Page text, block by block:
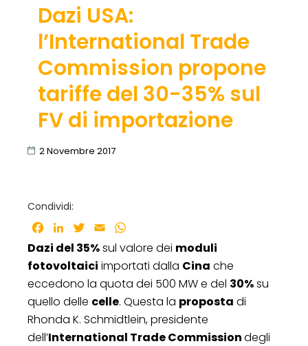
Dazi USA:
l’International Trade
Commission propone
tariffe del 30-35% sul
FV di importazione
2 Novembre 2017
Condividi:
Facebook
LinkedInTwitter
Email
Dazi del 35%sul valore dei moduli
fotovoltaici importati dalla Cina che
eccedono la quota dei 500 MW e del 30%su
quello delle celle. Questa la proposta di
Rhonda K. Schmidtlein, presidente
dell’International Trade Commissiondegli